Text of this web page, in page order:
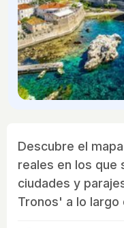
Descubre el
reales en los que
ciudades y
Tronos' a lo